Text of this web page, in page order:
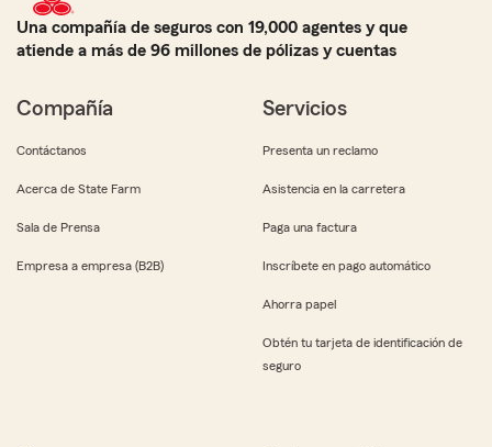
Una compañía de seguros con 19,000 agentes y que
atiende a más de 96 millones de pólizas y cuentas
Compañía
Contáctanos
Acerca de State Farm
Sala de Prensa
Empresa a empresa (B2B)
Servicios
Presenta un reclamo
Asistencia en la carretera
Paga una factura
Inscríbete en pago automático
Ahorra papel
Obtén tu tarjeta de identificación de
seguro